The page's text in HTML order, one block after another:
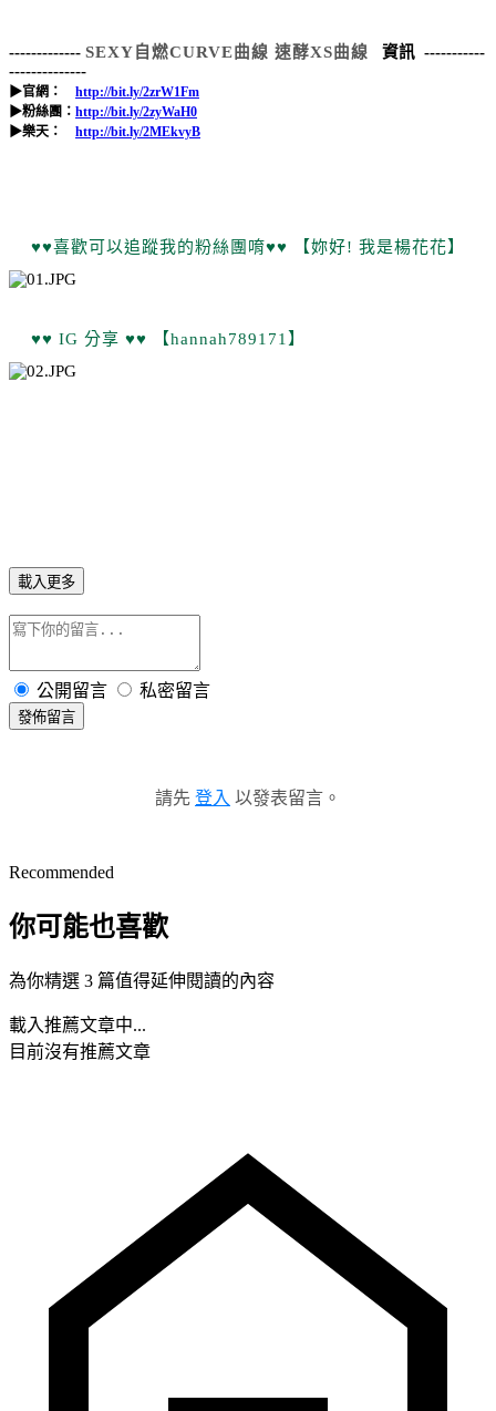
------------- SEXY自燃CURVE曲線 速酵XS曲線
資訊 -----------
--------------
▶官網： http://bit.ly/2zrW1Fm
▶粉絲團： http://bit.ly/2zyWaH0
▶樂天： http://bit.ly/2MEkvyB
♥♥喜歡可以追蹤我的粉絲團唷♥♥ 【妳好! 我是楊花花】
♥♥ IG 分享 ♥♥ 【hannah789171】
載入更多
公開留言 私密留言
發佈留言
請先 登入 以發表留言。
Recommended
你可能也喜歡
為你精選 3 篇值得延伸閱讀的內容
載入推薦文章中...
目前沒有推薦文章